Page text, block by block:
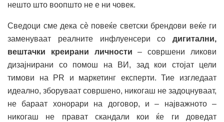
нешто што воопшто не е ни човек.
Сведоци сме дека сè повеќе светски брендови веќе ги
заменуваат реалните инфлуенсери со дигитални,
вештачки креирани личности – совршени ликови
дизајнирани со помош на ВИ, зад кои стојат цели
тимови на PR и маркетинг експерти. Тие изгледаат
идеално, зборуваат совршено, никогаш не задоцнуваат,
не бараат хонорари на договор, и – најважното –
никогаш не прават скандали кои ќе ги доведат